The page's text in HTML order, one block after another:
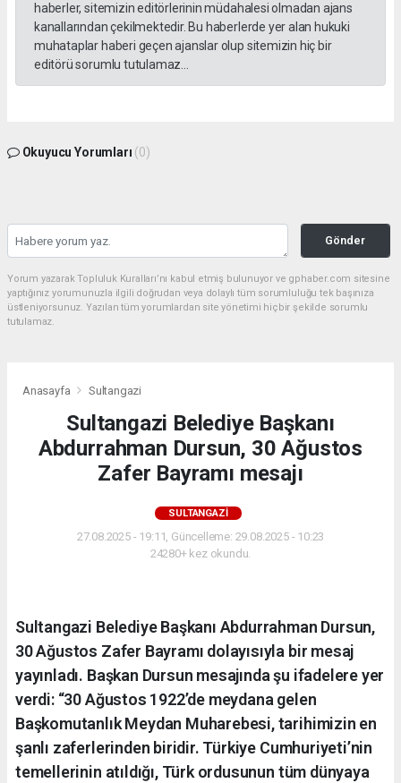
haberler, sitemizin editörlerinin müdahalesi olmadan ajans
kanallarından çekilmektedir. Bu haberlerde yer alan hukuki
muhataplar haberi geçen ajanslar olup sitemizin hiç bir
editörü sorumlu tutulamaz...
Okuyucu Yorumları (0)
Gönder
Yorum yazarak Topluluk Kuralları’nı kabul etmiş bulunuyor ve gphaber.com sitesine
yaptığınız yorumunuzla ilgili doğrudan veya dolaylı tüm sorumluluğu tek başınıza
üstleniyorsunuz. Yazılan tüm yorumlardan site yönetimi hiçbir şekilde sorumlu
tutulamaz.
Anasayfa Sultangazi
Sultangazi Belediye Başkanı
Abdurrahman Dursun, 30 Ağustos
Zafer Bayramı mesajı
SULTANGAZI
27.08.2025 - 19:11, Güncelleme: 29.08.2025 - 10:23
24280+ kez okundu.
Sultangazi Belediye Başkanı Abdurrahman Dursun,
30 Ağustos Zafer Bayramı dolayısıyla bir mesaj
yayınladı. Başkan Dursun mesajında şu ifadelere yer
verdi: “30 Ağustos 1922’de meydana gelen
Başkomutanlık Meydan Muharebesi, tarihimizin en
şanlı zaferlerinden biridir. Türkiye Cumhuriyeti’nin
temellerinin atıldığı, Türk ordusunun tüm dünyaya